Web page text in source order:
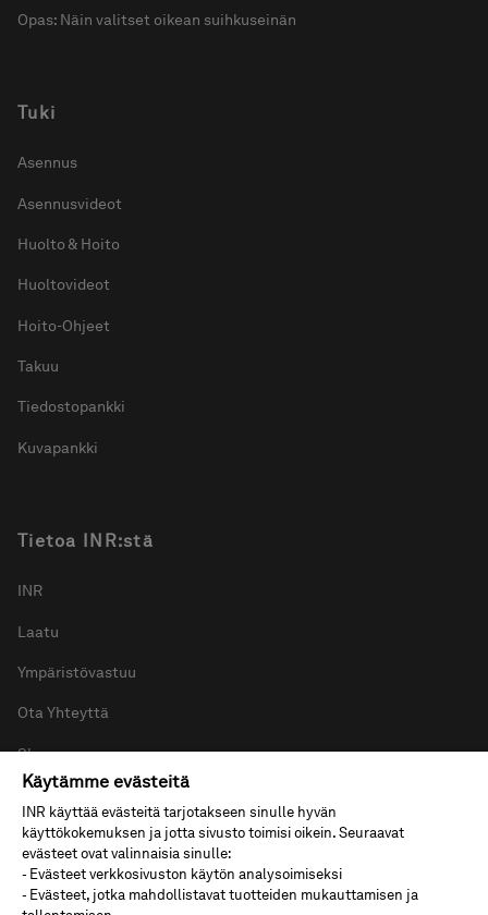
Opas: Näin valitset oikean suihkuseinän
Tuki
Asennus
Asennusvideot
Huolto & Hoito
Huoltovideot
Hoito-Ohjeet
Takuu
Tiedostopankki
Kuvapankki
Tietoa INR:stä
INR
Laatu
Ympäristövastuu
Ota Yhteyttä
Showroom
Uutishuone
Whistleblowing
Tietosuoja & Evästeet
Käytämme evästeitä
INR käyttää evästeitä tarjotakseen sinulle hyvän
käyttökokemuksen ja jotta sivusto toimisi oikein. Seuraavat
evästeet ovat valinnaisia sinulle:
- Evästeet verkkosivuston käytön analysoimiseksi
- Evästeet, jotka mahdollistavat tuotteiden mukauttamisen ja